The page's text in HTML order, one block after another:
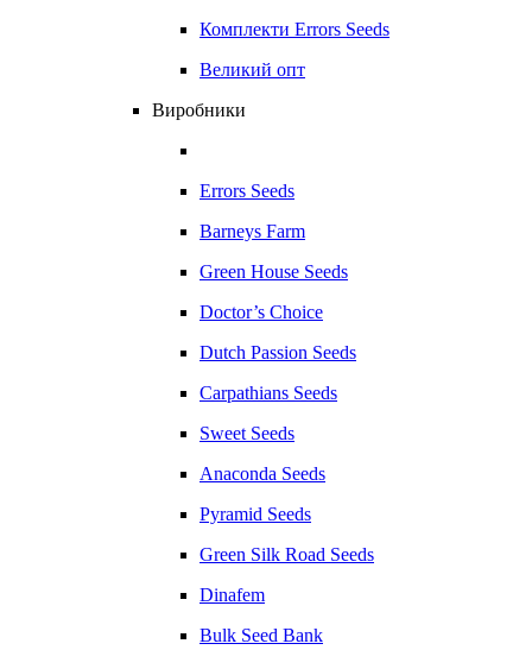
Комплекти Errors Seeds
Великий опт
Виробники
Errors Seeds
Barneys Farm
Green House Seeds
Doctor’s Choice
Dutch Passion Seeds
Carpathians Seeds
Sweet Seeds
Anaconda Seeds
Pyramid Seeds
Green Silk Road Seeds
Dinafem
Bulk Seed Bank